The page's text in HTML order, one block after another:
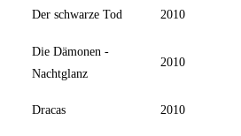
Der schwarze Tod 2010
Die Dämonen -
Nachtglanz
2010
Dracas 2010